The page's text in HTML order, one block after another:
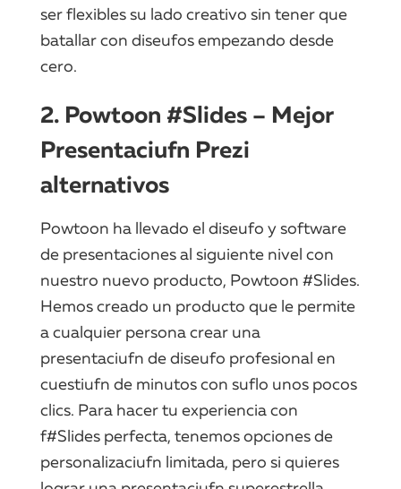
ser flexibles su lado creativo sin tener que
batallar con diseufos empezando desde
cero.
2. Powtoon #Slides – Mejor
Presentaciufn Prezi
alternativos
Powtoon ha llevado el diseufo y software
de presentaciones al siguiente nivel con
nuestro nuevo producto, Powtoon #Slides.
Hemos creado un producto que le permite
a cualquier persona crear una
presentaciufn de diseufo profesional en
cuestiufn de minutos con suflo unos pocos
clics. Para hacer tu experiencia con
f#Slides perfecta, tenemos opciones de
personalizaciufn limitada, pero si quieres